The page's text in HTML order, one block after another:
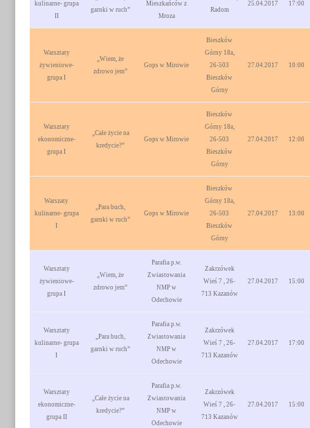
kulinarne- grupa
II
garnki w ruch”
Mieszkańców z
Mroza
Radom
25.04.2017 17:00
Warsztaty
żywieniowe-
grupa I
„Wiem, że
zdrowo jem”
Gops w Mirowie
Bieszków
Górny 18a,
26-503
Bieszków
Górny
27.04.2017 10:00
Warsztaty
ekonomiczne-
grupa I
„Całe życie na
kredycie?”
Gops w Mirowie
Bieszków
Górny 18a,
26-503
Bieszków
Górny
27.04.2017 12:00
Warszaty
kulinarne- grupa
I
„Para buch,
garnki w ruch”
Gops w Mirowie
Bieszków
Górny 18a,
26-503
Bieszków
Górny
27.04.2017 13:00
Warsztaty
żywieniowe-
grupa I
„Wiem, że
zdrowo jem”
Parafia p.w.
Zwiastowania
NMP w
Odechowie
Zakrzówek
Wieś 7 , 26-
713 Kazanów
27.04.2017 15:00
Warsztaty
kulinarne- grupa
I
„Para buch,
garnki w ruch”
Parafia p.w.
Zwiastowania
NMP w
Odechowie
Zakrzówek
Wieś 7 , 26-
713 Kazanów
27.04.2017 17:00
Warsztaty
ekonomiczne-
grupa II
„Całe życie na
kredycie?”
Parafia p.w.
Zwiastowania
NMP w
Odechowie
Zakrzówek
Wieś 7 , 26-
713 Kazanów
27.04.2017 15:00